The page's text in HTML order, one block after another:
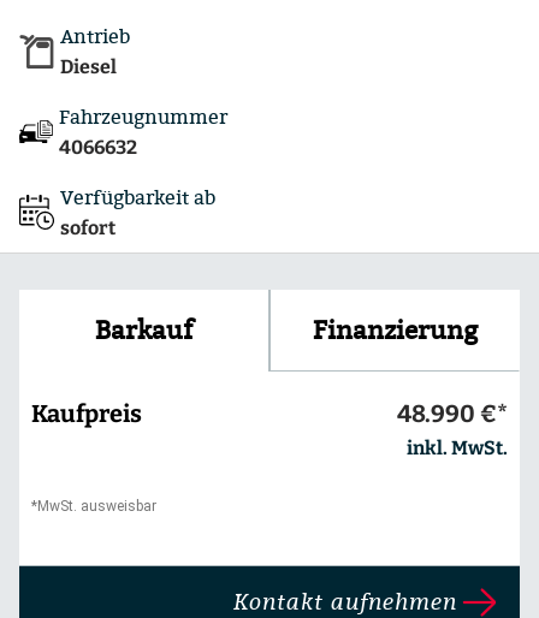
Antrieb
Diesel
Fahrzeugnummer
4066632
Verfügbarkeit ab
sofort
Barkauf Finanzierung
Kaufpreis 48.990 €*
inkl. MwSt.
*MwSt. ausweisbar
Kontakt aufnehmen